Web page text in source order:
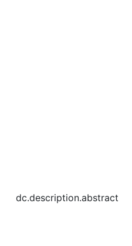
dc.description.abstract